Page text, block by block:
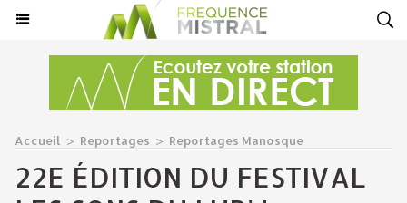
Accueil > Reportages > Reportages Manosque
22E ÉDITION DU FESTIVAL